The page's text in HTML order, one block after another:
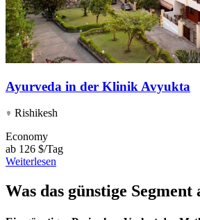
Ayurveda in der Klinik Avyukta
Rishikesh
Economy
ab 126 $/Tag
Weiterlesen
Was das günstige Segment